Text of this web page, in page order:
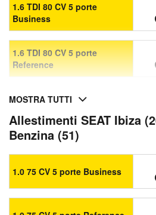
1.6 TDI 80 CV 5 porte
Business
1.6 TDI 80 CV 5 porte
Reference
MOSTRA TUTTI
Allestimenti SEAT Ibiza
Benzina (51)
1.0 75 CV 5 porte Business